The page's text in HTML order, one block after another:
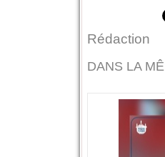
Rédaction
DANS LA